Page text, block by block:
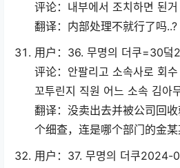
评论：내부에서 조치하면 된거
翻译：内部处理不就行了吗..?
用户：36. 무명의 더쿠=30
评论：안팔리고 소속사로 회
꼬투린지 직원 어느 소속 김아
翻译：没卖出去并被公司回
个细查，连是哪个部门的金
用户：37. 무명의 더쿠2024-